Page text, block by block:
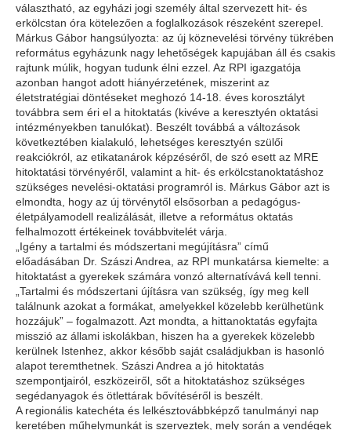
választható, az egyházi jogi személy által szervezett hit- és
erkölcstan óra kötelezően a foglalkozások részeként szerepel.
Márkus Gábor hangsúlyozta: az új köznevelési törvény tükrében
református egyházunk nagy lehetőségek kapujában áll és csakis
rajtunk múlik, hogyan tudunk élni ezzel. Az RPI igazgatója
azonban hangot adott hiányérzetének, miszerint az
életstratégiai döntéseket meghozó 14-18. éves korosztályt
továbbra sem éri el a hitoktatás (kivéve a keresztyén oktatási
intézményekben tanulókat). Beszélt továbbá a változások
következtében kialakuló, lehetséges keresztyén szülői
reakciókról, az etikatanárok képzéséről, de szó esett az MRE
hitoktatási törvényéről, valamint a hit- és erkölcstanoktatáshoz
szükséges nevelési-oktatási programról is. Márkus Gábor azt is
elmondta, hogy az új törvénytől elsősorban a pedagógus-
életpályamodell realizálását, illetve a református oktatás
felhalmozott értékeinek továbbvitelét várja.
„Igény a tartalmi és módszertani megújításra” című
előadásában Dr. Szászi Andrea, az RPI munkatársa kiemelte: a
hitoktatást a gyerekek számára vonzó alternatívává kell tenni.
„Tartalmi és módszertani újításra van szükség, így meg kell
találnunk azokat a formákat, amelyekkel közelebb kerülhetünk
hozzájuk” – fogalmazott. Azt mondta, a hittanoktatás egyfajta
misszió az állami iskolákban, hiszen ha a gyerekek közelebb
kerülnek Istenhez, akkor később saját családjukban is hasonló
alapot teremthetnek. Szászi Andrea a jó hitoktatás
szempontjairól, eszközeiről, sőt a hitoktatáshoz szükséges
segédanyagok és ötlettárak bővítéséről is beszélt.
A regionális katechéta és lelkésztovábbképző tanulmányi nap
keretében műhelymunkát is szerveztek, mely során a vendégek